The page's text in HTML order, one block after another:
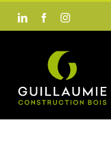
LinkedInFacebookInstagram